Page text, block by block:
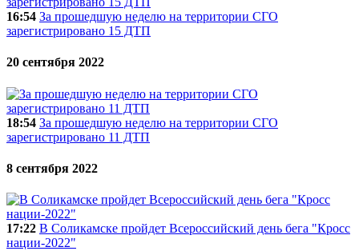
16:54 За прошедшую неделю на территории СГО
зарегистрировано 15 ДТП
20 сентября 2022
18:54 За прошедшую неделю на территории СГО
зарегистрировано 11 ДТП
8 сентября 2022
17:22 В Соликамске пройдет Всероссийский день бега "Кросс
нации-2022"